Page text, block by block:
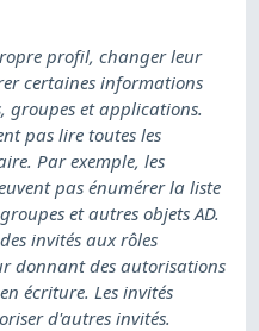
profil, changer leur
certaines informations
groupes et applications.
pas lire toutes les
Par exemple, les
pas énumérer la liste
et autres objets AD.
invités aux rôles
donnant des autorisations
écriture. Les invités
d'autres invités.